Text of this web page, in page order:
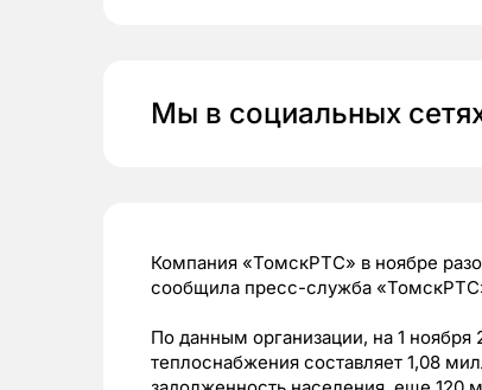
Мы в социальных
Компания «ТомскРТС» в ноябре
сообщила пресс-служба
По данным организации, на 1 ноября
теплоснабжения составляет 1,08